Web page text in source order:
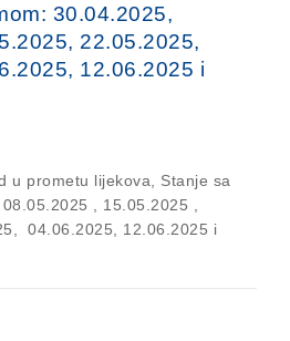
30.04.2025,
22.05.2025,
12.06.2025 i
u prometu lijekova, Stanje sa
, 15.05.2025 ,
04.06.2025, 12.06.2025 i